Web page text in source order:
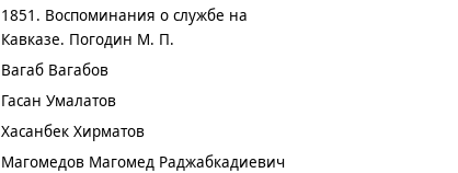
1851. Воспоминания о службе на
Кавказе. Погодин М. П.
Вагаб Вагабов
Гасан Умалатов
Хасанбек Хирматов
Магомедов Магомед Раджабкадиевич